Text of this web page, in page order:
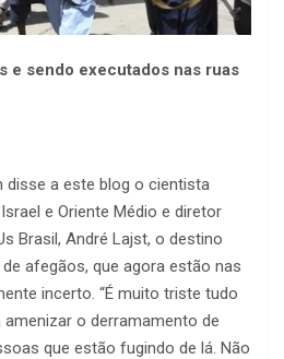
e sendo executados nas ruas
disse a este blog o cientista
e Oriente Médio e diretor
Brasil, André Lajst, o destino
afegãos, que agora estão nas
incerto. “É muito triste tudo
o derramamento de
que estão fugindo de lá. Não